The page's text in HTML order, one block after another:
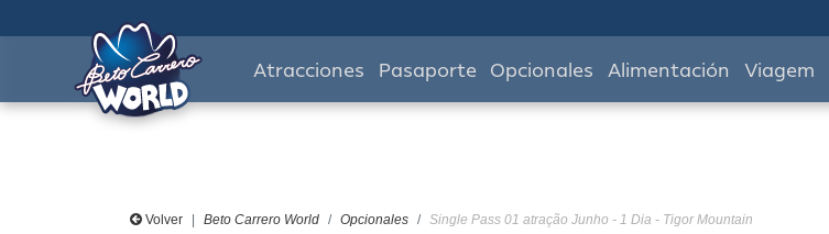
Atracciones Pasaporte Opcionales Alimentación Viagem
Volver Beto Carrero World Opcionales Single Pass 01 atração Junho - 1 Dia - Tigor Mountain